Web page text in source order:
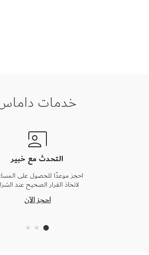
خدمات
التحدث مع خبير
احجز موعدًا للحصول على
لاتخاذ القرار الصحيح عند
احجز الآن